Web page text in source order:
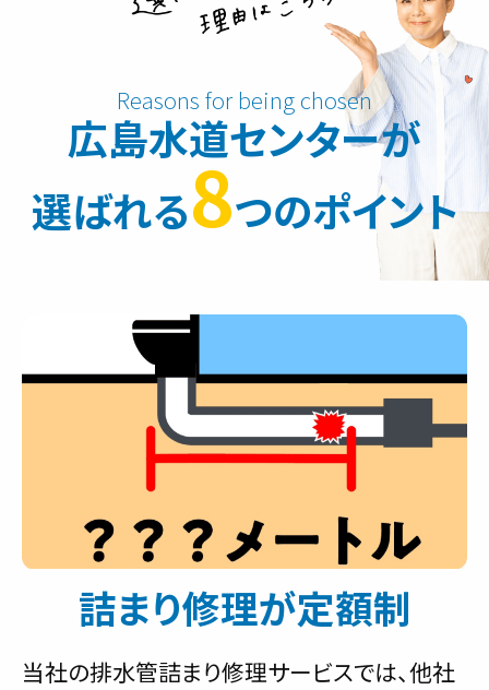
広島水道センターが
選ばれる8つのポイント
詰まり修理が定額制
当社の排水管詰まり修理サービスでは、他社